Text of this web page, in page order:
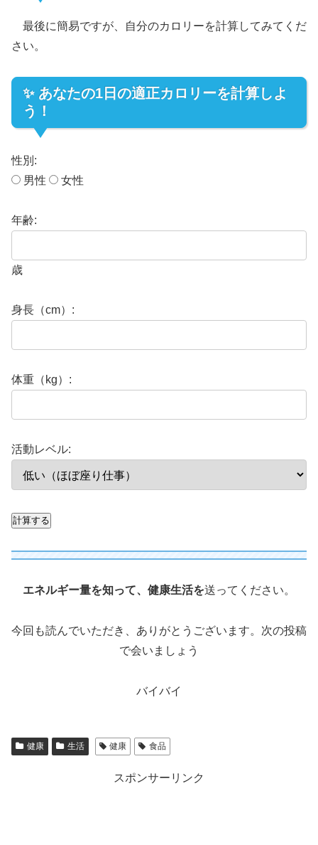
最後に簡易ですが、自分のカロリーを計算してみてくだ
さい。
✨ あなたの1日の適正カロリーを計算しよ
う！
性別:
男性
女性
年齢:
歳
身長（cm）:
体重（kg）:
活動レベル:
計算する
エネルギー量を知って、健康生活を送ってください。
今回も読んでいただき、ありがとうございます。次の投稿
で会いましょう
バイバイ
健康 生活 健康 食品
スポンサーリンク